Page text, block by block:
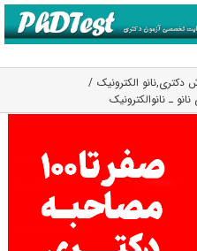
دکتری,نانو الکترونیک
ـ ﻧﺎﻧﻮاﻟﻜﺘﺮونیک